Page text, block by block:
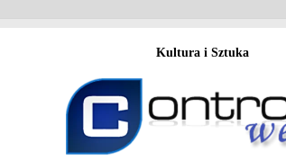
Kultura i Sztuka